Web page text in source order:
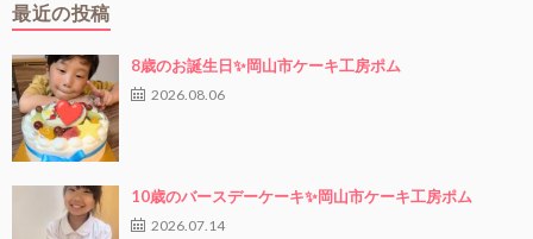
最近の投稿
8歳のお誕生日✨岡山市ケーキ工房ポム
2026.08.06
10歳のバースデーケーキ✨岡山市ケーキ工房ポム
2026.07.14